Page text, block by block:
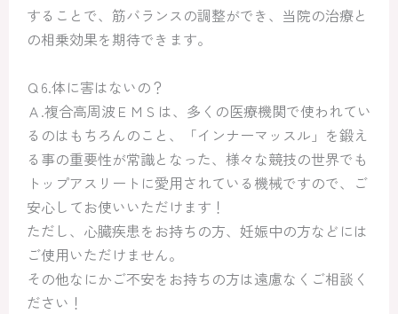
することで、筋バランスの調整ができ、当院の治療と
の相乗効果を期待できます。
Ｑ6.体に害はないの？
Ａ.複合高周波ＥＭＳは、多くの医療機関で使われてい
るのはもちろんのこと、「インナーマッスル」を鍛え
る事の重要性が常識となった、様々な競技の世界でも
トップアスリートに愛用されている機械ですので、ご
安心してお使いいただけます！
ただし、心臓疾患をお持ちの方、妊娠中の方などには
ご使用いただけません。
その他なにかご不安をお持ちの方は遠慮なくご相談く
ださい！